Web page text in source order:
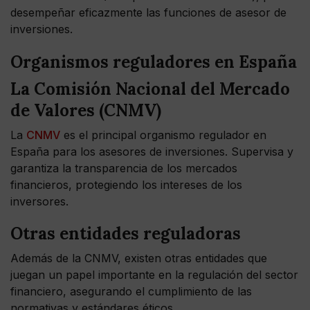
desempeñar eficazmente las funciones de asesor de
inversiones.
Organismos reguladores en España
La Comisión Nacional del Mercado
de Valores (CNMV)
La CNMV es el principal organismo regulador en
España para los asesores de inversiones. Supervisa y
garantiza la transparencia de los mercados
financieros, protegiendo los intereses de los
inversores.
Otras entidades reguladoras
Además de la CNMV, existen otras entidades que
juegan un papel importante en la regulación del sector
financiero, asegurando el cumplimiento de las